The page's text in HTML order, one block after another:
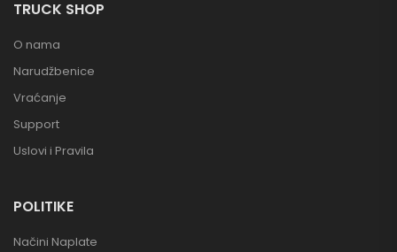
TRUCK SHOP
O nama
Narudžbenice
Vraćanje
Support
Uslovi i Pravila
POLITIKE
Načini Naplate